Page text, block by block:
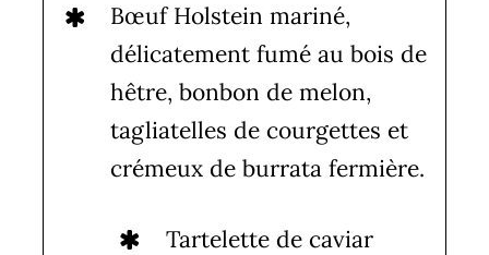
Bœuf Holstein mariné,
délicatement fumé au bois de
hêtre, bonbon de melon,
tagliatelles de courgettes et
crémeux de burrata fermière.
Tartelette de caviar